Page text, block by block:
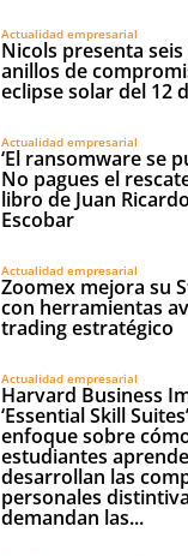
Actualidad empresarial
Nicols presenta
anillos de
eclipse solar del 12
Actualidad empresarial
‘El ransomware se
No pagues el
libro de Juan
Escobar
Actualidad empresarial
Zoomex mejora su
con herramientas
trading estratégico
Actualidad empresarial
Harvard Business
‘Essential Skill
enfoque sobre
estudiantes
desarrollan las
personales
demandan las...